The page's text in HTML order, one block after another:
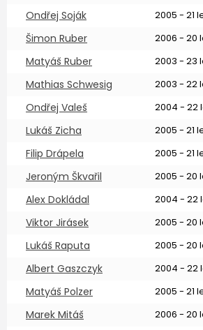
Ondřej Soják 2005 - 21
Šimon Ruber 2006 - 20
Matyáš Ruber 2003 - 23
Mathias Schwesig 2003 - 22
Ondřej Valeš 2004 - 22
Lukáš Zicha 2005 - 21
Filip Drápela 2005 - 21
Jeroným Škvařil 2005 - 20
Alex Dokládal 2004 - 22
Viktor Jirásek 2005 - 20
Lukáš Raputa 2005 - 20
Albert Gaszczyk 2004 - 22
Matyáš Polzer 2005 - 21
Marek Mitáš 2006 - 20